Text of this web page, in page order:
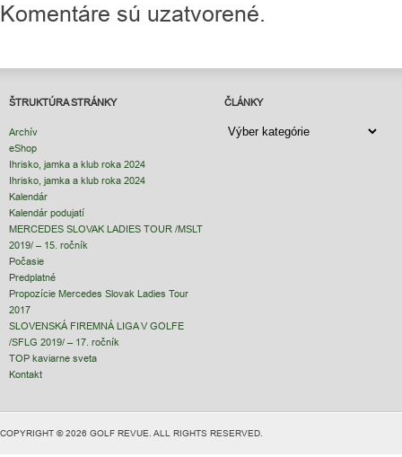
Komentáre sú uzatvorené.
ŠTRUKTÚRA STRÁNKY
Archív
eShop
Ihrisko, jamka a klub roka 2024
Ihrisko, jamka a klub roka 2024
Kalendár
Kalendár podujatí
MERCEDES SLOVAK LADIES TOUR /MSLT
2019/ – 15. ročník
Počasie
Predplatné
Propozície Mercedes Slovak Ladies Tour
2017
SLOVENSKÁ FIREMNÁ LIGA V GOLFE
/SFLG 2019/ – 17. ročník
TOP kaviarne sveta
Kontakt
ČLÁNKY
ČLÁNKY
COPYRIGHT © 2026 GOLF REVUE. ALL RIGHTS RESERVED.